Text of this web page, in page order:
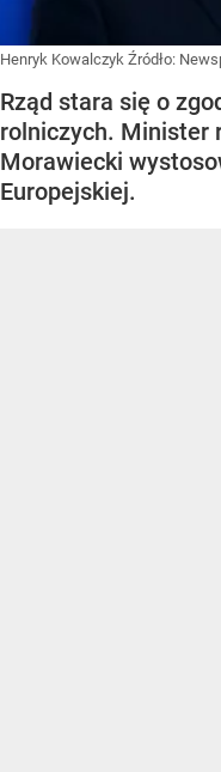
Henryk Kowalczyk Źródło:
Rząd stara się o
rolniczych. Minister
Morawiecki
Europejskiej.